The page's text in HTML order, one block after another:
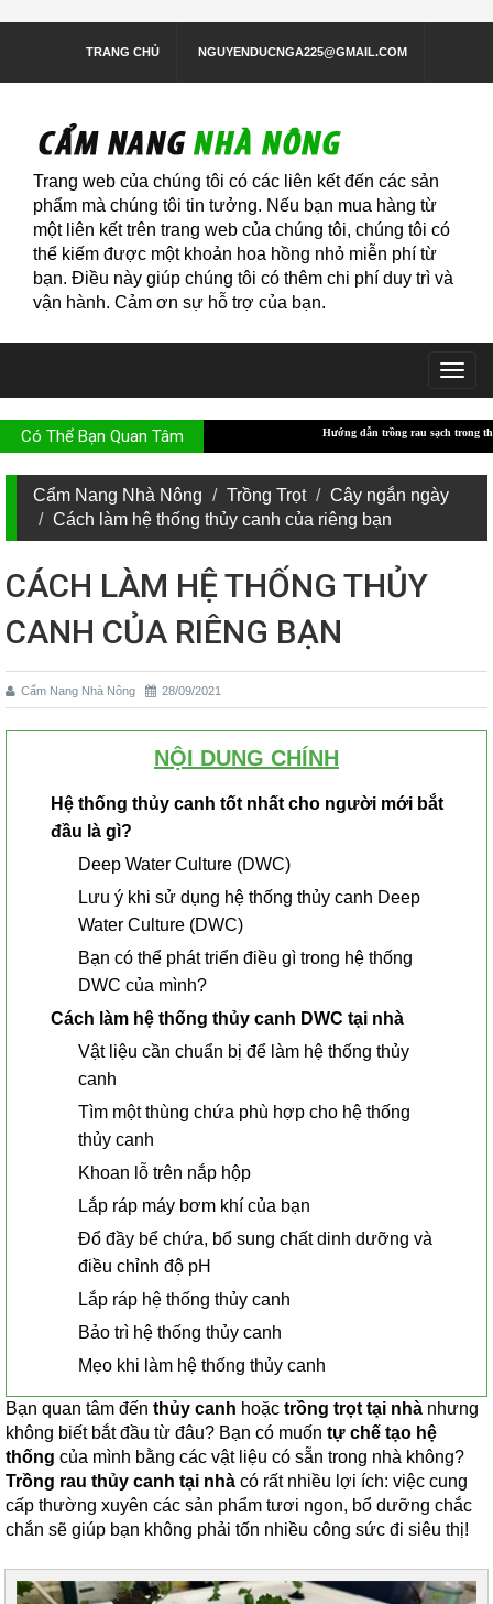
TRANG CHỦ NGUYENDUCNGA225@GMAIL.COM
Trang web của chúng tôi có các liên kết đến các sản
phẩm mà chúng tôi tin tưởng. Nếu bạn mua hàng từ
một liên kết trên trang web của chúng tôi, chúng tôi có
thể kiếm được một khoản hoa hồng nhỏ miễn phí từ
bạn. Điều này giúp chúng tôi có thêm chi phí duy trì và
vận hành. Cảm ơn sự hỗ trợ của bạn.
Có Thể Bạn Quan TâmHướng dẫn trồng rau sạch trong thùng xốp Hướng
Cẩm Nang Nhà Nông Trồng Trọt
Cây ngắn ngày
Cách làm hệ thống thủy canh của riêng bạn
CÁCH LÀM HỆ THỐNG THỦY
CANH CỦA RIÊNG BẠN
Cẩm Nang Nhà Nông 28/09/2021
NỘI DUNG CHÍNH
Hệ thống thủy canh tốt nhất cho người mới bắt
đầu là gì?
Deep Water Culture (DWC)
Lưu ý khi sử dụng hệ thống thủy canh Deep
Water Culture (DWC)
Bạn có thể phát triển điều gì trong hệ thống
DWC của mình?
Cách làm hệ thống thủy canh DWC tại nhà
Vật liệu cần chuẩn bị để làm hệ thống thủy
canh
Tìm một thùng chứa phù hợp cho hệ thống
thủy canh
Khoan lỗ trên nắp hộp
Lắp ráp máy bơm khí của bạn
Đổ đầy bể chứa, bổ sung chất dinh dưỡng và
điều chỉnh độ pH
Lắp ráp hệ thống thủy canh
Bảo trì hệ thống thủy canh
Mẹo khi làm hệ thống thủy canh
Bạn quan tâm đến thủy canh hoặc trồng trọt tại nhà nhưng
không biết bắt đầu từ đâu? Bạn có muốn tự chế tạo hệ
thống của mình bằng các vật liệu có sẵn trong nhà không?
Trồng rau thủy canh tại nhà có rất nhiều lợi ích: việc cung
cấp thường xuyên các sản phẩm tươi ngon, bổ dưỡng chắc
chắn sẽ giúp bạn không phải tốn nhiều công sức đi siêu thị!